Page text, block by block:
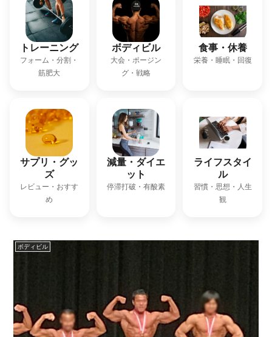
トレーニング
フォーム・分割・
筋肥大
ボディビル
大会・ポージン
グ・戦略
食事・休養
栄養・睡眠・回復
サプリ・グッ
ズ
レビュー・おすす
め
減量・ダイエ
ット
停滞打破・有酸素
ライフスタイ
ル
習慣・思想・人生
観
ボディビル